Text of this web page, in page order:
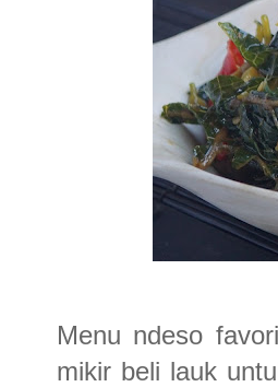
Menu ndeso
mikir beli lauk